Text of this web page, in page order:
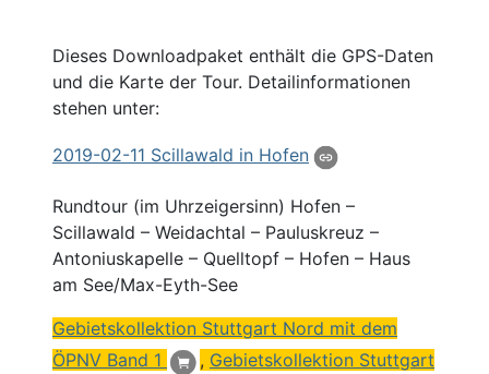
Dieses Downloadpaket enthält die GPS-Daten
und die Karte der Tour. Detailinformationen
stehen unter:
2019-02-11 Scillawald in Hofen
Rundtour (im Uhrzeigersinn) Hofen –
Scillawald – Weidachtal – Pauluskreuz –
Antoniuskapelle – Quelltopf – Hofen – Haus
am See/Max-Eyth-See
Gebietskollektion Stuttgart Nord mit dem
ÖPNV Band 1
, Gebietskollektion Stuttgart